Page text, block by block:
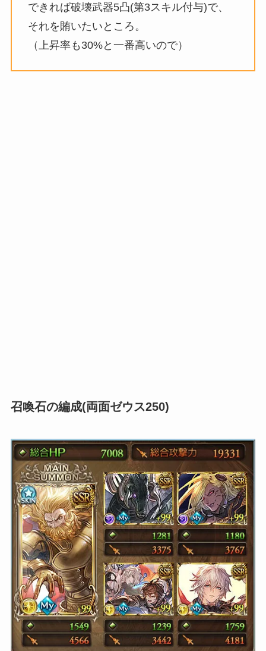
できれば破壊武器5凸(第3スキル付与)で、
それを賄いたいところ。
（上昇率も30%と一番高いので）
召喚石の編成(両面ゼウス250)